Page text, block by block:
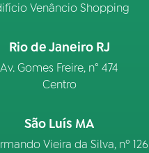
Venâncio Shopping
Rio de Janeiro RJ
Av. Gomes Freire, n° 474
Centro
São Luís MA
Vieira da Silva, nº 126